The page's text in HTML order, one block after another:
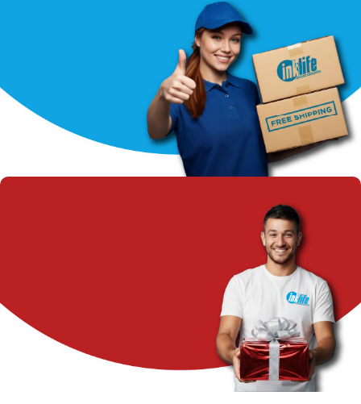
Approfitta della nostra offerta
10% di sconto fino al:
00
Sc